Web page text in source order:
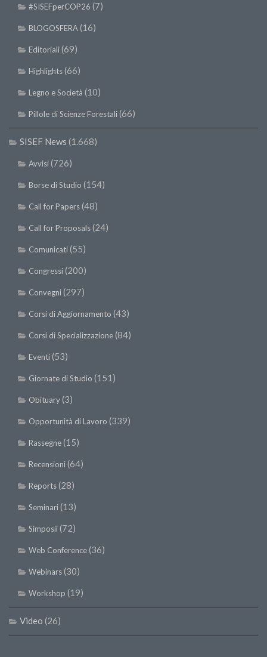
#SISEFperCOP26 (7)
BLOGOSFERA(16)
Editoriali(69)
Highlights(66)
Legno e Società (10)
Pillole di Scienze Forestali(66)
SISEF News (1.668)
Avvisi(726)
Borse di Studio (154)
Call for Papers(48)
Call for Proposals(24)
Comunicati(55)
Congressi(200)
Convegni(297)
Corsi di Aggiornamento (43)
Corsi di Specializzazione(84)
Eventi(53)
Giornate di Studio (151)
Obituary(3)
Opportunità di Lavoro (339)
Rassegne(15)
Recensioni(64)
Reports(28)
Seminari(13)
Simposii(72)
Web Conference(36)
Webinars(30)
Workshop (19)
Video (26)